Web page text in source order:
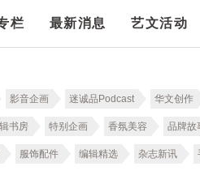
栏 最新消息 艺文活动
影音企画 迷诚品Podcast 华文创作
书房 特别企画 香氛美容 品牌故
服饰配件 编辑精选 杂志新讯